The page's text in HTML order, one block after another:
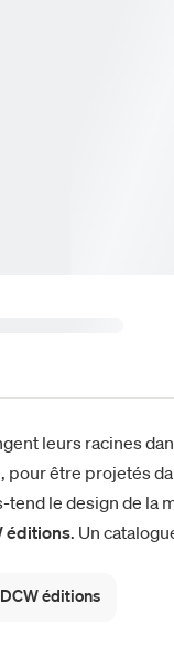
leurs racines
pour être projetés
tend le design de la
éditions. Un
In The Tube, et avec
éditions